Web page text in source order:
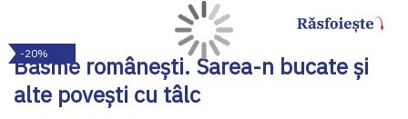
Basme românești. Sarea-n bucate și
alte povești cu tâlc
to
the
end
-20%